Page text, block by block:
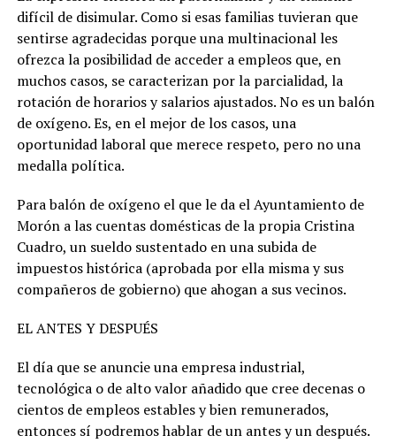
difícil de disimular. Como si esas familias tuvieran que
sentirse agradecidas porque una multinacional les
ofrezca la posibilidad de acceder a empleos que, en
muchos casos, se caracterizan por la parcialidad, la
rotación de horarios y salarios ajustados. No es un balón
de oxígeno. Es, en el mejor de los casos, una
oportunidad laboral que merece respeto, pero no una
medalla política.
Para balón de oxígeno el que le da el Ayuntamiento de
Morón a las cuentas domésticas de la propia Cristina
Cuadro, un sueldo sustentado en una subida de
impuestos histórica (aprobada por ella misma y sus
compañeros de gobierno) que ahogan a sus vecinos.
EL ANTES Y DESPUÉS
El día que se anuncie una empresa industrial,
tecnológica o de alto valor añadido que cree decenas o
cientos de empleos estables y bien remunerados,
entonces sí podremos hablar de un antes y un después.